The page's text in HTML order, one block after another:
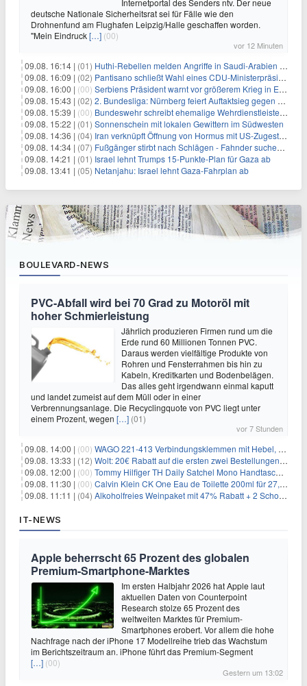
Internetportal des Senders ntv. Der neue
deutsche Nationale Sicherheitsrat sei für Fälle wie den
Drohnenfund am Flughafen Leipzig/Halle geschaffen worden.
"Mein Eindruck[…] (00)
vor 12 Minuten
09.08. 16:14 | (01) Huthi-Rebellen melden Angriffe in Saudi-Arabien und im Jemen
09.08. 16:09 | (02) Pantisano schließt Wahl eines CDU-Ministerpräsident nicht aus
09.08. 16:00 | (00) Serbiens Präsident warnt vor größerem Krieg in Europa
09.08. 15:43 | (02) 2. Bundesliga: Nürnberg feiert Auftaktsieg gegen Dresden
09.08. 15:39 | (00) Bundeswehr schreibt ehemalige Wehrdienstleistende an
09.08. 15:22 | (01) Sonnenschein mit lokalen Gewittern im Südwesten
09.08. 14:36 | (04) Iran verknüpft Öffnung von Hormus mit US-Zugeständnissen
09.08. 14:34 | (07) Fußgänger stirbt nach Schlägen - Fahnder suchen Autofahrer
09.08. 14:21 | (01) Israel lehnt Trumps 15-Punkte-Plan für Gaza ab
09.08. 13:41 | (05) Netanjahu: Israel lehnt Gaza-Fahrplan ab
BOULEVARD-NEWS
PVC-Abfall wird bei 70 Grad zu Motoröl mit
hoher Schmierleistung
Jährlich produzieren Firmen rund um die
Erde rund 60 Millionen Tonnen PVC.
Daraus werden vielfältige Produkte von
Rohren und Fensterrahmen bis hin zu
Kabeln, Kreditkarten und Bodenbelägen.
Das alles geht irgendwann einmal kaputt
und landet zumeist auf dem Müll oder in einer
Verbrennungsanlage. Die Recyclingquote von PVC liegt unter
einem Prozent, wegen […] (01)
vor 7 Stunden
09.08. 14:00 | (00) WAGO 221-413 Verbindungsklemmen mit Hebel, 50 Stück für 14,99€
09.08. 13:33 | (12) Wolt: 20€ Rabatt auf die ersten zwei Bestellungen für Neukunden
09.08. 12:00 | (00) Tommy Hilfiger TH Daily Satchel Mono Handtasche für 73,97€
09.08. 11:30 | (00) Calvin Klein CK One Eau de Toilette 200ml für 27,99€
09.08. 11:11 | (04) Alkoholfreies Weinpaket mit 47% Rabatt + 2 Schott Zwiesel Gläser GRATIS für 29,99€
IT-NEWS
Apple beherrscht 65 Prozent des globalen
Premium-Smartphone-Marktes
Im ersten Halbjahr 2026 hat Apple laut
aktuellen Daten von Counterpoint
Research stolze 65 Prozent des
weltweiten Marktes für Premium-
Smartphones erobert. Vor allem die hohe
Nachfrage nach der iPhone 17 Modellreihe trieb das Wachstum
im Berichtszeitraum an. iPhone führt das Premium-Segment
[…] (00)
Gestern um 13:02